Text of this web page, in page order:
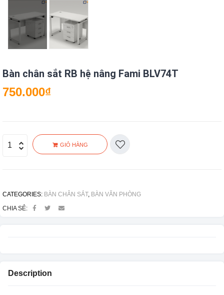
Bàn chân sắt RB hệ nâng Fami BLV74T
750.000₫
GIỎ HÀNG
CATEGORIES: BÀN CHÂN SẮT, BÀN VĂN PHÒNG
CHIA SẺ:
Description